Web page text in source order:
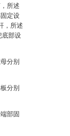
所述
定设
，所述
底部设
分别
分别
部固